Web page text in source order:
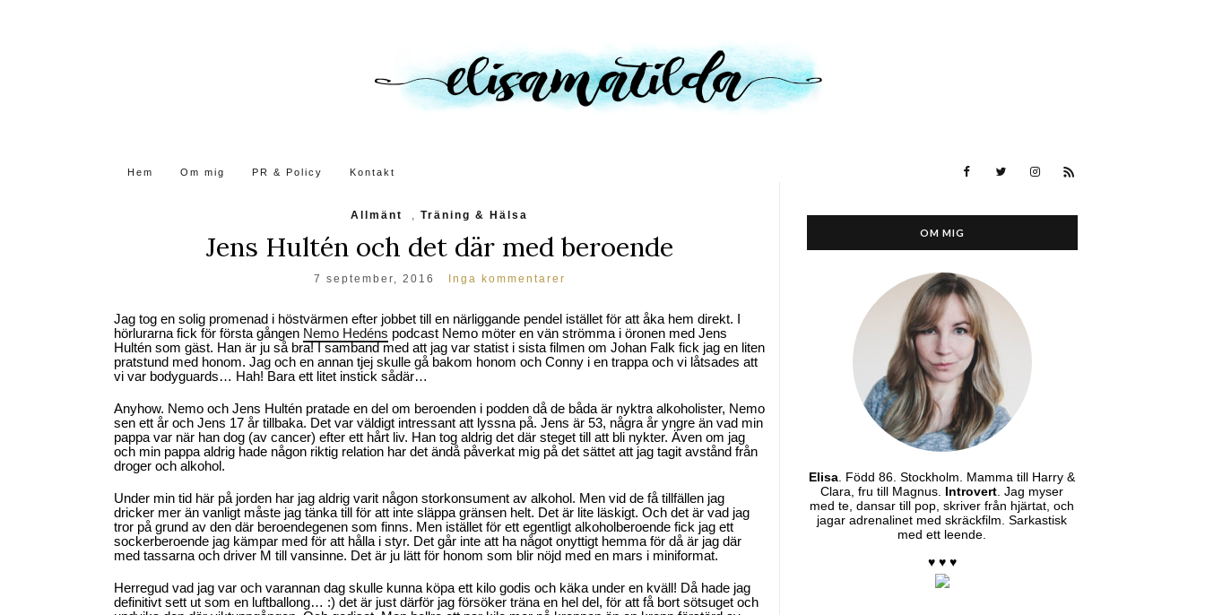
Hem Om mig PR & Policy Kontakt
Allmänt ,Träning & Hälsa
Jens Hultén och det där med beroende
7 september, 2016 Inga kommentarer
Jag tog en solig promenad i höstvärmen efter jobbet till en närliggande pendel istället för att åka hem direkt. I
hörlurarna fick för första gången Nemo Hedéns podcast Nemo möter en vän strömma i öronen med Jens
Hultén som gäst. Han är ju så bra! I samband med att jag var statist i sista filmen om Johan Falk fick jag en liten
pratstund med honom. Jag och en annan tjej skulle gå bakom honom och Conny i en trappa och vi låtsades att
vi var bodyguards… Hah! Bara ett litet instick sådär…
Anyhow. Nemo och Jens Hultén pratade en del om beroenden i podden då de båda är nyktra alkoholister, Nemo
sen ett år och Jens 17 år tillbaka. Det var väldigt intressant att lyssna på. Jens är 53, några år yngre än vad min
pappa var när han dog (av cancer) efter ett hårt liv. Han tog aldrig det där steget till att bli nykter. Även om jag
och min pappa aldrig hade någon riktig relation har det ändå påverkat mig på det sättet att jag tagit avstånd från
droger och alkohol.
Under min tid här på jorden har jag aldrig varit någon storkonsument av alkohol. Men vid de få tillfällen jag
dricker mer än vanligt måste jag tänka till för att inte släppa gränsen helt. Det är lite läskigt. Och det är vad jag
tror på grund av den där beroendegenen som finns. Men istället för ett egentligt alkoholberoende fick jag ett
sockerberoende jag kämpar med för att hålla i styr. Det går inte att ha något onyttigt hemma för då är jag där
med tassarna och driver M till vansinne. Det är ju lätt för honom som blir nöjd med en mars i miniformat.
Herregud vad jag var och varannan dag skulle kunna köpa ett kilo godis och käka under en kväll! Då hade jag
definitivt sett ut som en luftballong… :) det är just därför jag försöker träna en hel del, för att få bort sötsuget och
OM MIG
Elisa. Född 86. Stockholm. Mamma till Harry &
Clara, fru till Magnus. Introvert. Jag myser
med te, dansar till pop, skriver från hjärtat, och
jagar adrenalinet med skräckfilm. Sarkastisk
med ett leende.
♥ ♥ ♥